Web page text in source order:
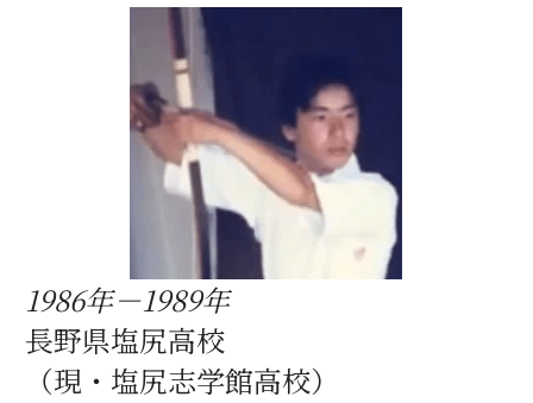
1986年－1989年
長野県塩尻高校
（現・塩尻志学館高校）